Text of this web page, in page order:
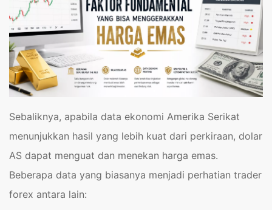
Sebaliknya, apabila data ekonomi Amerika Serikat
menunjukkan hasil yang lebih kuat dari perkiraan, dolar
AS dapat menguat dan menekan harga emas.
Beberapa data yang biasanya menjadi perhatian trader
forex antara lain: